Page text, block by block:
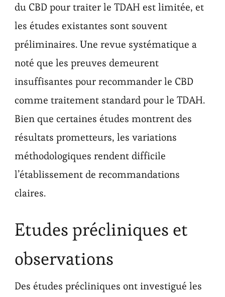
du CBD pour traiter le TDAH est limitée, et
les études existantes sont souvent
préliminaires. Une revue systématique a
noté que les preuves demeurent
insuffisantes pour recommander le CBD
comme traitement standard pour le TDAH.
Bien que certaines études montrent des
résultats prometteurs, les variations
méthodologiques rendent difficile
l’établissement de recommandations
claires.
Etudes précliniques et
observations
Des études précliniques ont investigué les